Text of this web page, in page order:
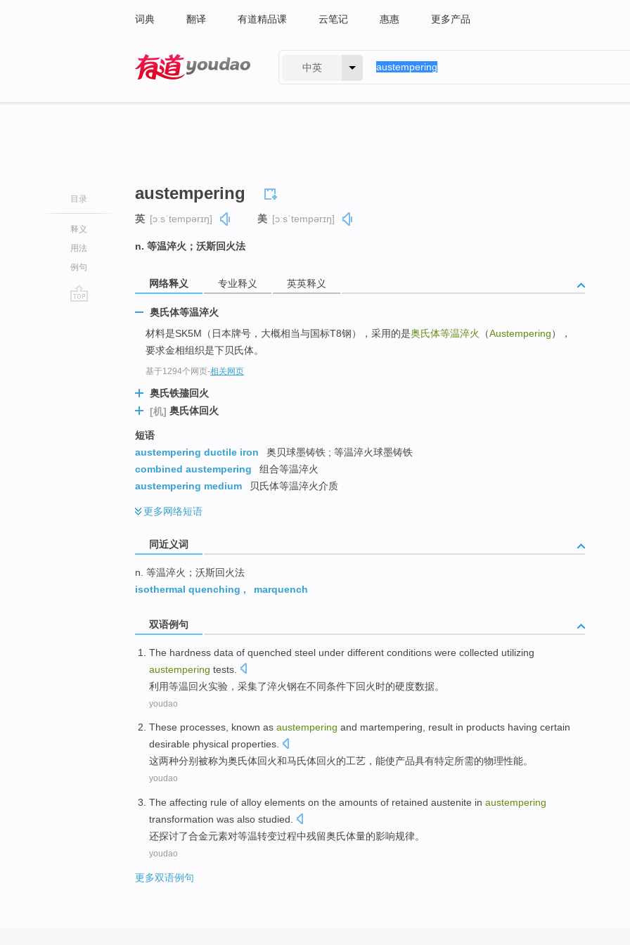
词典 翻译 有道精品课 云笔记 惠惠 更多产品
中英
目录
释义
用法
例句
austempering
英 [ɔːsˈtempərɪŋ] 美 [ɔːsˈtempərɪŋ]
n. 等温淬火；沃斯回火法
网络释义 专业释义 英英释义
奥氏体等温淬火
材料是SK5M（日本牌号，大概相当与国标T8钢），采用的是奥氏体等温淬火 （Austempering），
要求金相组织是下贝氏体。
基于1294个网页-相关网页
奥氏铁孻回火
[机] 奥氏体回火
短语
austempering ductile iron
奥贝球墨铸铁 ; 等温淬火球墨铸铁
combined austempering
组合等温淬火
austempering medium
贝氏体等温淬火介质
更多网络短语
同近义词
n. 等温淬火；沃斯回火法
isothermal quenching , marquench
双语例句
The hardness data of quenched steel under different conditions were collected utilizing
austempering tests
利用等温回火实验 ， 采集了淬火钢在不同条件下回火时的硬度数据。
youdao
These processes, known as austempering and martempering, result in products having certain
desirable physical properties.
这两种分别被称为奥氏体回火和马氏体回火的工艺 ，能使产品具有特定所需的物理性能。
youdao
The affecting rule of alloy elements on the amounts of retained austenite in austempering
transformation was also studied.
还探讨了合金元素对等温转变过程中残留奥氏体量的影响规律。
youdao
更多双语例句